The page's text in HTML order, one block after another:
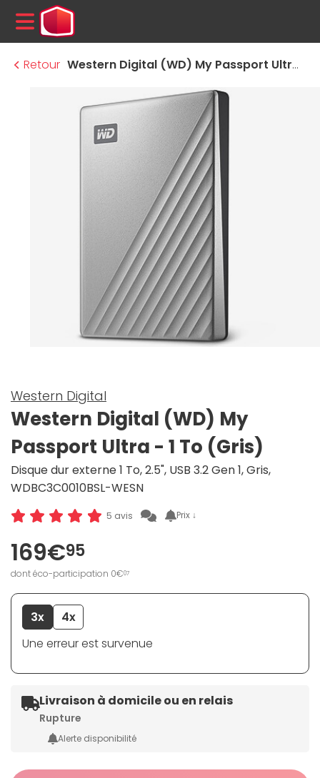
MENU
Retour
Western Digital (WD) My Passport Ultra - 1 To (Gris)
Western Digital
Western Digital (WD) My
Passport Ultra - 1 To (Gris)
Disque dur externe 1 To, 2.5", USB 3.2 Gen 1, Gris,
WDBC3C0010BSL-WESN
5 avis Prix ↓
169€95
dont éco-participation 0€07
3x
4x
Une erreur est survenue
Livraison à domicile ou en relais
Rupture
Alerte disponibilité